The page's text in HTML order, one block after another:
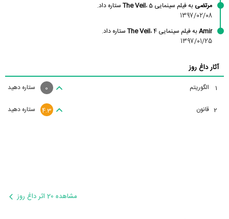
مرتضی به فیلم سینمایی The Veil، 5 ستاره داد.
1397/02/08
Amirبه فیلم سینمایی The Veil، 4 ستاره داد.
1397/01/25
آثار داغ روز
1 الگوریتم ستاره دهید 0
2 قانون ستاره دهید 4.3
مشاهده 20 اثر داغ روز